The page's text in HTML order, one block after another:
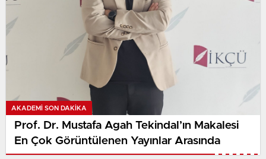
AKADEMI SON DAKİKA
Prof. Dr. Mustafa Agah Tekindal’ın Makalesi
En Çok Görüntülenen Yayınlar Arasında